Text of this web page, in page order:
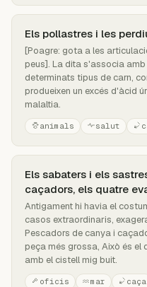
Els pollastres i les
[Poagre: gota a les
peus]. La dita s'associa
determinats tipus de carn,
produeixen un excés d'àcid
malaltia.
animals salut
Els sabaters i els
caçadors, els quatre
Antigament hi havia el
casos extraordinaris,
Pescadors de canya i
peça més grossa, Això és el
amb el cistell mig buit.
oficis mar caça